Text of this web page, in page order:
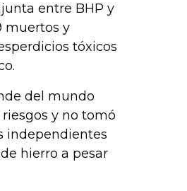
entre BHP y
muertos y
tóxicos
del mundo
y no tomó
independientes
hierro a pesar